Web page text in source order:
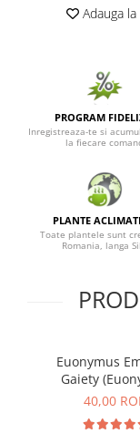
Adauga la
PROGRAM
Inregistreaza-te si
la fiecare
PLANTE
Toate plantele sunt
Romania, langa
Euonymus
Gaiety
fortunei) -
40,00